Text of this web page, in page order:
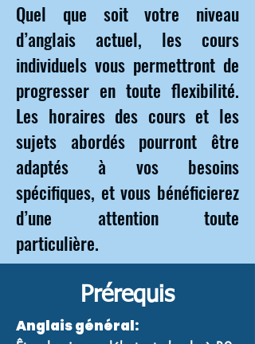
Quel que soit votre niveau
d’anglais actuel, les cours
individuels vous permettront de
progresser en toute flexibilité.
Les horaires des cours et les
sujets abordés pourront être
adaptés à vos besoins
spécifiques, et vous bénéficierez
d’une attention toute
particulière.
Prérequis
Anglais général: